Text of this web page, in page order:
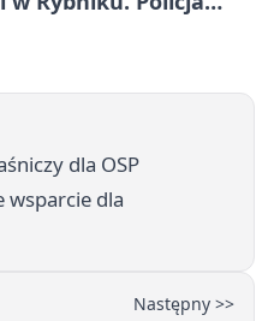
dla OSP
wsparcie dla
Następny >>